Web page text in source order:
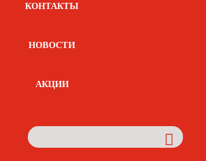
КОНТАКТЫ
НОВОСТИ
АКЦИИ